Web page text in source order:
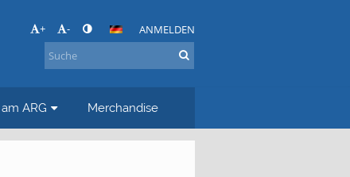
+ - ANMELDEN
ARG Merchandise